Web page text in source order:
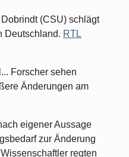
(CSU) schlägt
Deutschland. RTL
Forscher sehen
Änderungen am
eigener Aussage
zur Änderung
regten